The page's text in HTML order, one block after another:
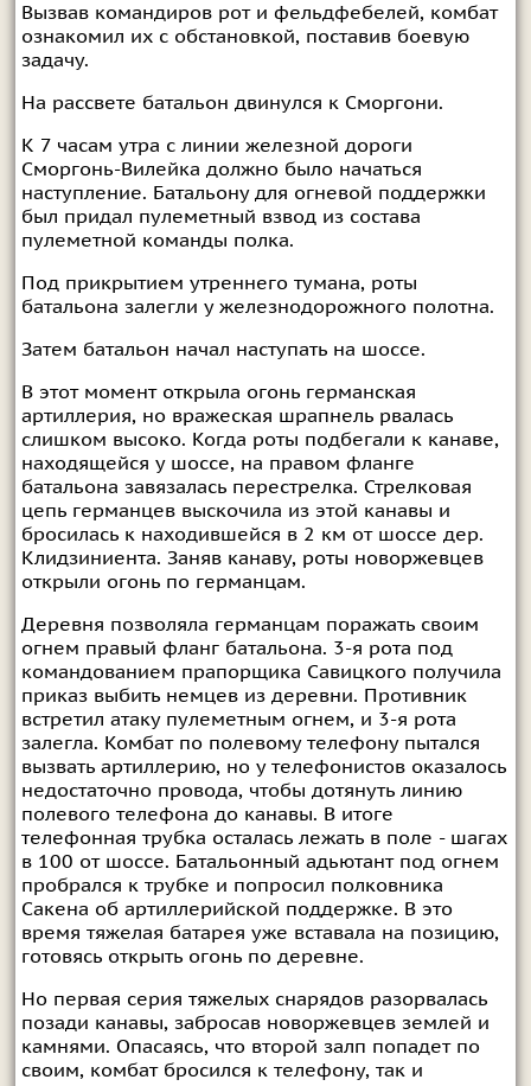
Вызвав командиров рот и фельдфебелей, комбат
ознакомил их с обстановкой, поставив боевую
задачу.
На рассвете батальон двинулся к Сморгони.
К 7 часам утра с линии железной дороги
Сморгонь-Вилейка должно было начаться
наступление. Батальону для огневой поддержки
был придал пулеметный взвод из состава
пулеметной команды полка.
Под прикрытием утреннего тумана, роты
батальона залегли у железнодорожного полотна.
Затем батальон начал наступать на шоссе.
В этот момент открыла огонь германская
артиллерия, но вражеская шрапнель рвалась
слишком высоко. Когда роты подбегали к канаве,
находящейся у шоссе, на правом фланге
батальона завязалась перестрелка. Стрелковая
цепь германцев выскочила из этой канавы и
бросилась к находившейся в 2 км от шоссе дер.
Клидзиниента. Заняв канаву, роты новоржевцев
открыли огонь по германцам.
Деревня позволяла германцам поражать своим
огнем правый фланг батальона. 3-я рота под
командованием прапорщика Савицкого получила
приказ выбить немцев из деревни. Противник
встретил атаку пулеметным огнем, и 3-я рота
залегла. Комбат по полевому телефону пытался
вызвать артиллерию, но у телефонистов оказалось
недостаточно провода, чтобы дотянуть линию
полевого телефона до канавы. В итоге
телефонная трубка осталась лежать в поле - шагах
в 100 от шоссе. Батальонный адьютант под огнем
пробрался к трубке и попросил полковника
Сакена об артиллерийской поддержке. В это
время тяжелая батарея уже вставала на позицию,
готовясь открыть огонь по деревне.
Но первая серия тяжелых снарядов разорвалась
позади канавы, забросав новоржевцев землей и
камнями. Опасаясь, что второй залп попадет по
своим, комбат бросился к телефону, так и